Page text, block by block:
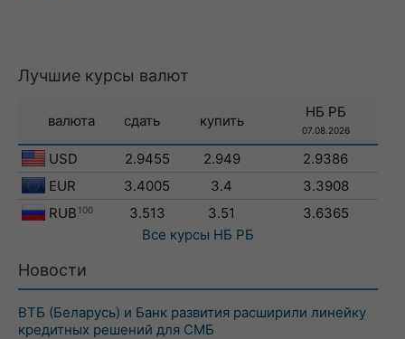
Лучшие курсы валют
валюта сдать купить
НБ РБ
07.08.2026
USD 2.9455 2.949
2.9386
EUR
3.4005 3.4
3.3908
RUB 100 3.513 3.51
3.6365
Все курсы НБ РБ
Новости
ВТБ (Беларусь) и Банк развития расширили линейку
кредитных решений для СМБ